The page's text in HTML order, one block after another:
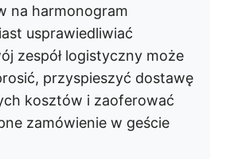
na harmonogram
usprawiedliwiać
zespół logistyczny może
przyspieszyć dostawę
kosztów i zaoferować
zamówienie w geście